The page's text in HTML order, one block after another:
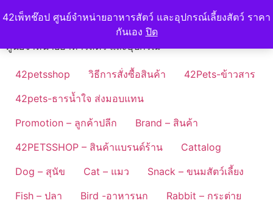
42เพ็ทช๊อป ศูนย์จำหน่ายอาหารสัตว์ และอุปกรณ์เลี้ยงสัตว์ ราคา
กันเอง ปิด
to42petshop
ศูนย์จำหน่ายอาหารสัตว์ และอุปกรณ์
42petsshop วิธีการสั่งซื้อสินค้า
42Pets-ข้าวสาร
42pets-ธารน้ำใจ ส่งมอบแทน
Promotion – ลูกค้าปลีก
Brand – สินค้า
42PETSSHOP – สินค้าแบรนด์ร้าน
Cattalog
Dog – สุนัข
Cat – แมว
Snack – ขนมสัตว์เลี้ยง
Fish – ปลา
Bird -อาหารนก
Rabbit – กระต่าย